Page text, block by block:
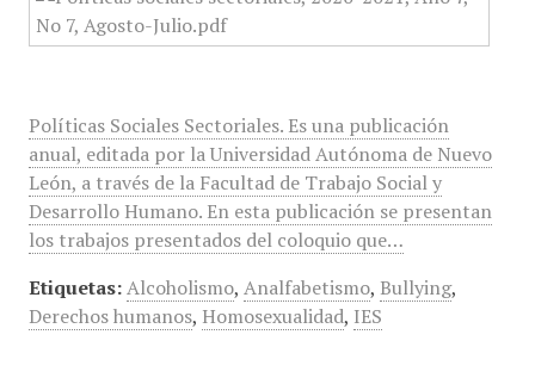
Políticas Sociales Sectoriales. Es una publicación
anual, editada por la Universidad Autónoma de Nuevo
León, a través de la Facultad de Trabajo Social y
Desarrollo Humano. En esta publicación se presentan
los trabajos presentados del coloquio que…
Etiquetas: Alcoholismo, Analfabetismo, Bullying,
Derechos humanos, Homosexualidad, IES